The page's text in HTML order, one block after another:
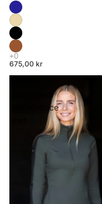
675,00 kr
Longsleeve
Performance